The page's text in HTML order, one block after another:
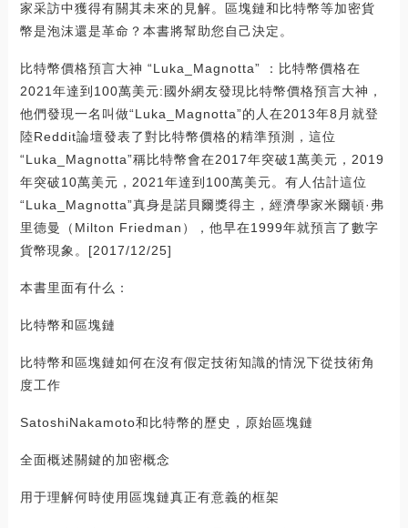
家采訪中獲得有關其未來的見解。區塊鏈和比特幣等加密貨
幣是泡沫還是革命？本書將幫助您自己決定。
比特幣價格預言大神 “Luka_Magnotta” ：比特幣價格在
2021年達到100萬美元:國外網友發現比特幣價格預言大神，
他們發現一名叫做“Luka_Magnotta”的人在2013年8月就登
陸Reddit論壇發表了對比特幣價格的精準預測，這位
“Luka_Magnotta”稱比特幣會在2017年突破1萬美元，2019
年突破10萬美元，2021年達到100萬美元。有人估計這位
“Luka_Magnotta”真身是諾貝爾獎得主，經濟學家米爾頓·弗
里德曼（Milton Friedman），他早在1999年就預言了數字
貨幣現象。[2017/12/25]
本書里面有什么：
比特幣和區塊鏈
比特幣和區塊鏈如何在沒有假定技術知識的情況下從技術角
度工作
SatoshiNakamoto和比特幣的歷史，原始區塊鏈
全面概述關鍵的加密概念
用于理解何時使用區塊鏈真正有意義的框架